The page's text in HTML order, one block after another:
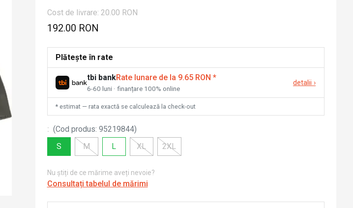
Cost de livrare: 20.00 RON
192.00 RON
Plătește în rate
tbi bankRate lunare de la 9.65 RON *
6-60 luni · finanțare 100% online
detalii ›
* estimat — rata exactă se calculează la check-out
: (Cod produs: 95219844)
S
M L XL 2XL
Nu știți de ce mărime aveți nevoie?
Consultați tabelul de mărimi